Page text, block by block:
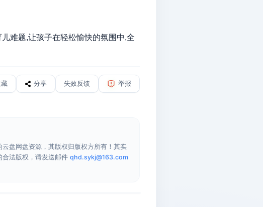
难题,让孩子在轻松愉快的氛围中,全
分享 失效反馈 举报
盘网盘资源，其版权归版权方所有！其实
法版权，请发送邮件 qhd.sykj@163.com